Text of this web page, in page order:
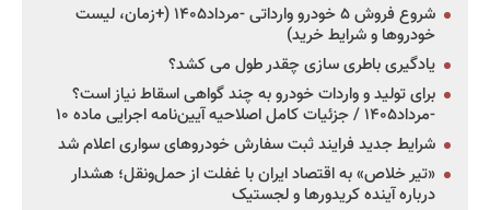
شروع فروش ۵ خودرو وارداتی -مرداد۱۴۰۵ (+زمان، لیست
خودروها و شرایط خرید)
یادگیری باطری سازی چقدر طول می کشد؟
برای تولید و واردات خودرو به چند گواهی اسقاط نیاز است؟
-مرداد۱۴۰۵ / جزئیات کامل اصلاحیه آیین‌نامه اجرایی ماده ۱۰
شرایط جدید فرایند ثبت سفارش خودروهای سواری اعلام شد
«تیر خلاص» به اقتصاد ایران با غفلت از حمل‌ونقل؛ هشدار
درباره آینده کریدورها و لجستیک